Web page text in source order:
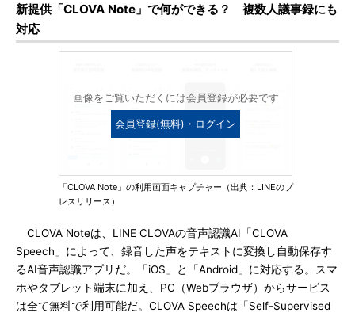
新提供「CLOVA Note」で何ができる？ 複数人議事録にも
対応
画像をご覧いただくには会員登録が必要です
会員登録(無料)・ログイン
「CLOVA Note」の利用画面キャプチャー（出典：LINEのプ
レスリリース）
CLOVA Noteは、LINE CLOVAの音声認識AI「CLOVA
Speech」によって、録音した声をテキストに変換し自動保存す
るAI音声認識アプリだ。「iOS」と「Android」に対応する。スマ
ホやタブレット端末に加え、PC（Webブラウザ）からサービス
は全て無料で利用可能だ。CLOVA Speechは「Self-Supervised